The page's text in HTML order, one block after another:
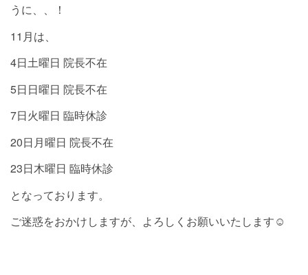
うに、、！
11月は、
4日土曜日 院長不在
5日日曜日 院長不在
7日火曜日 臨時休診
20日月曜日 院長不在
23日木曜日 臨時休診
となっております。
ご迷惑をおかけしますが、よろしくお願いいたします☺︎